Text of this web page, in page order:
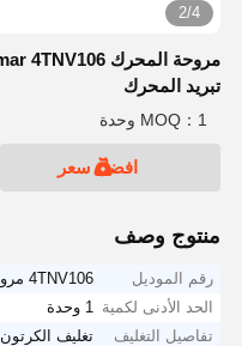
2/4
تبريد المحرك
MOQ：1 وحدة
افضل سعر
منتوج وصف
رقم الموديل
4TNV106 مروحة تبريد المحرك
الحد الأدنى لكمية
1 وحدة
تفاصيل التغليف
تغليف الكرتون